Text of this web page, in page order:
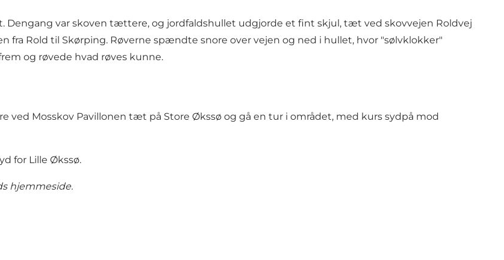
Dengang var skoven tættere, og jordfaldshullet udgjorde et fint skjul, tæt ved skovvejen Roldvej
fra Rold til Skørping. Røverne spændte snore over vejen og ned i hullet, hvor "sølvklokker"
og røvede hvad røves kunne.
ved Mosskov Pavillonen tæt på Store Økssø og gå en tur i området, med kurs sydpå mod
for Lille Økssø.
hjemmeside.